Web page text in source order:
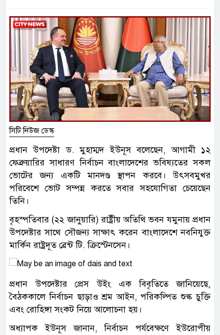
সিটি নিউজ ডেস্ক
প্রধান উপদেষ্টা ড. মুহাম্মদ ইউনূস বলেছেন, আগামী ১২
ফেব্রুয়ারির সাধারণ নির্বাচন বাংলাদেশের ভবিষ্যতের সকল
ভোটের জন্য একটি মানদণ্ড স্থাপন করবে। উৎসবমুখর
পরিবেশে ভোট সম্পন্ন করতে সবার সহযোগিতা চেয়েছেন
তিনি।
বৃহস্পতিবার (২২ জানুয়ারি) রাষ্ট্রীয় অতিথি ভবন যমুনায় প্রধান
উপদেষ্টার সাথে সৌজন্য সাক্ষাৎ করেন বাংলাদেশে নবনিযুক্ত
মার্কিন রাষ্ট্রদূত ব্রেন্ট টি. ক্রিস্টেনসেন।
প্রধান উপদেষ্টার প্রেস উইং এক বিবৃতিতে জানিয়েছে,
বৈঠককালে নির্বাচন ছাড়াও শ্রম আইন, পরিকল্পিত শুল্ক চুক্তি
এবং রোহিঙ্গা সংকট নিয়ে আলোচনা হয়।
অধ্যাপক ইউনূস জানান, নির্বাচন পর্যবেক্ষণে ইউরোপীয়